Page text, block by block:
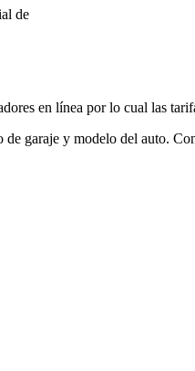
de
en línea por lo cual las
garaje y modelo del auto.